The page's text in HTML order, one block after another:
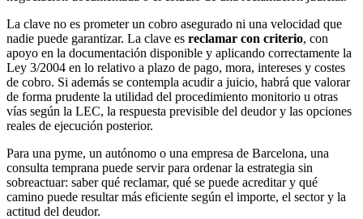
La clave no es prometer un cobro asegurado ni una velocidad que
nadie puede garantizar. La clave es reclamar con criterio, con
apoyo en la documentación disponible y aplicando correctamente la
Ley 3/2004 en lo relativo a plazo de pago, mora, intereses y costes
de cobro. Si además se contempla acudir a juicio, habrá que valorar
de forma prudente la utilidad del procedimiento monitorio u otras
vías según la LEC, la respuesta previsible del deudor y las opciones
reales de ejecución posterior.
Para una pyme, un autónomo o una empresa de Barcelona, una
consulta temprana puede servir para ordenar la estrategia sin
sobreactuar: saber qué reclamar, qué se puede acreditar y qué
camino puede resultar más eficiente según el importe, el sector y la
actitud del deudor.